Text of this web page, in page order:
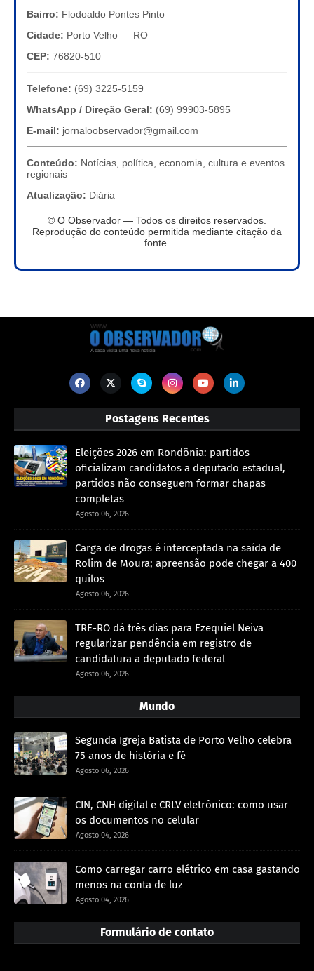
Bairro: Flodoaldo Pontes Pinto
Cidade: Porto Velho — RO
CEP: 76820-510
Telefone: (69) 3225-5159
WhatsApp / Direção Geral: (69) 99903-5895
E-mail: jornaloobservador@gmail.com
Conteúdo: Notícias, política, economia, cultura e eventos
regionais
Atualização: Diária
© O Observador — Todos os direitos reservados.
Reprodução do conteúdo permitida mediante citação da
fonte.
Postagens Recentes
Eleições 2026 em Rondônia: partidos
oficializam candidatos a deputado estadual,
partidos não conseguem formar chapas
completas
Agosto 06, 2026
Carga de drogas é interceptada na saída de
Rolim de Moura; apreensão pode chegar a 400
quilos
Agosto 06, 2026
TRE-RO dá três dias para Ezequiel Neiva
regularizar pendência em registro de
candidatura a deputado federal
Agosto 06, 2026
Mundo
Segunda Igreja Batista de Porto Velho celebra
75 anos de história e fé
Agosto 06, 2026
CIN, CNH digital e CRLV eletrônico: como usar
os documentos no celular
Agosto 04, 2026
Como carregar carro elétrico em casa gastando
menos na conta de luz
Agosto 04, 2026
Formulário de contato